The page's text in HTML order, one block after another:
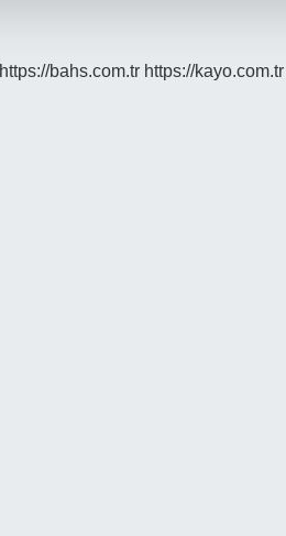
https://bahs.com.tr https://kayo.com.tr